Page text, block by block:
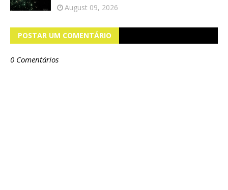
August 09, 2026
POSTAR UM COMENTÁRIO
0 Comentários